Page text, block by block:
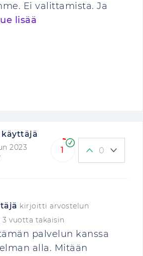
Ei valittamista. Ja
lisää
käyttäjä
2023
1 0
kirjoitti arvostelun
3 vuotta takaisin
palvelun kanssa
alla. Mitään